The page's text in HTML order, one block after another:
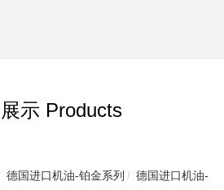
示 Products
德国进口机油-铂金系列 / 德国进口机油-